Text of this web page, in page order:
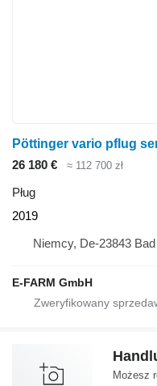
Pöttinger vario pflug
26 180 €
≈ 112 700 zł
Pług
2019
Niemcy, De-23843
E-FARM GmbH
Możesz